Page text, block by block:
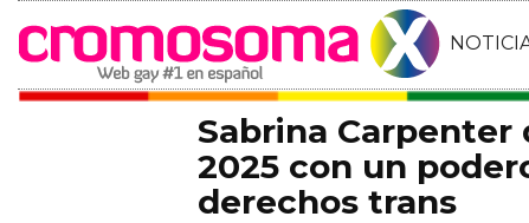
Sabrina Carpenter
2025 con un
derechos trans